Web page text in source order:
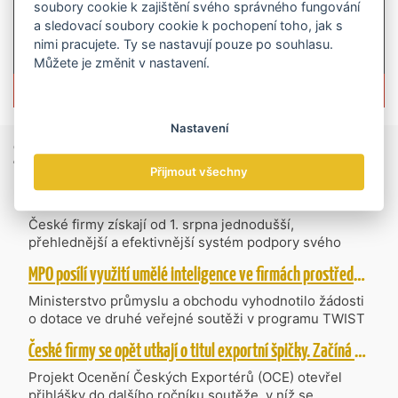
Zprávyze světa obchodu
Vzniká CzechBusiness. Nová státní agentura zjednoduší podporu českých firem
České firmy získají od 1. srpna jednodušší,
přehlednější a efektivnější systém podpory svého
CzechBusiness, která propojuje dosavadní
kompetence agentur CzechTrade a CzechInvest.
Firmám nabídne jednoho partnera pro rozvoj od
inovací až po zahraniční expanzi.
MPO posílí využití umělé inteligence ve firmách prostřednictvím 40 projektů z programu TWIST
Ministerstvo průmyslu a obchodu vyhodnotilo žádosti
o dotace ve druhé veřejné soutěži v programu TWIST
– Transfer, Výzkum, Vývoj a Inovace pro Strategické
Technologie, do které bylo podáno 318 návrhů
projektů požadujících dotaci o celkovém objemu 4,27
mld. Kč. Částkou 630 mil. Kč bude podpořeno čtyřicet
České firmy se opět utkají o titul exportní špičky. Začíná další ročník Ocenění Českých Exportérů
Projekt Ocenění Českých Exportérů (OCE) otevřel
soubory cookie k zajištění svého správného fungování
a sledovací soubory cookie k pochopení toho, jak s
nimi pracujete. Ty se nastavují pouze po souhlasu.
Můžete je změnit v nastavení.
Nastavení
Přijmout všechny